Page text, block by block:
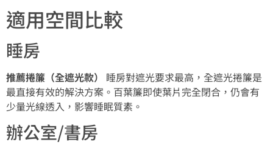
適用空間比較
睡房
推薦捲簾（全遮光款）
睡房對遮光要求最高，全遮光捲簾是
最直接有效的解決方案。百葉簾即使葉片完全閉合，仍會有
少量光線透入，影響睡眠質素。
辦公室/書房